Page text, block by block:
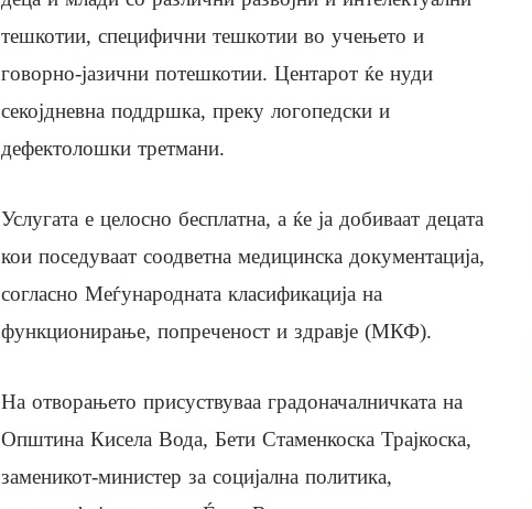
тешкотии, специфични тешкотии во учењето и
говорно-јазични потешкотии. Центарот ќе нуди
секојдневна поддршка, преку логопедски и
дефектолошки третмани.
Услугата е целосно бесплатна, а ќе ја добиваат децата
кои поседуваат соодветна медицинска документација,
согласно Меѓународната класификација на
функционирање, попреченост и здравје (МКФ).
На отворањето присуствуваа градоначалничката на
Општина Кисела Вода, Бети Стаменкоска Трајкоска,
заменикот-министер за социјална политика,